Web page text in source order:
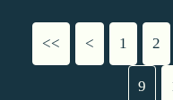
<< < 1 2
9